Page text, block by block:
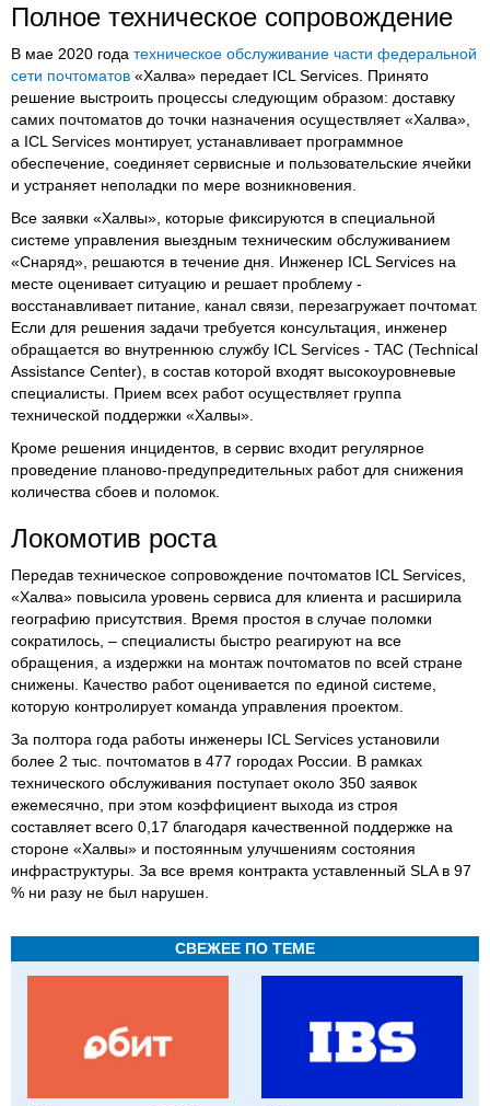
Полное техническое сопровождение
В мае 2020 года техническое обслуживание части федеральной
сети почтоматов «Халва» передает ICL Services. Принято
решение выстроить процессы следующим образом: доставку
самих почтоматов до точки назначения осуществляет «Халва»,
а ICL Services монтирует, устанавливает программное
обеспечение, соединяет сервисные и пользовательские ячейки
и устраняет неполадки по мере возникновения.
Все заявки «Халвы», которые фиксируются в специальной
системе управления выездным техническим обслуживанием
«Снаряд», решаются в течение дня. Инженер ICL Services на
месте оценивает ситуацию и решает проблему -
восстанавливает питание, канал связи, перезагружает почтомат.
Если для решения задачи требуется консультация, инженер
обращается во внутреннюю службу ICL Services - TAC (Technical
Assistance Center), в состав которой входят высокоуровневые
специалисты. Прием всех работ осуществляет группа
технической поддержки «Халвы».
Кроме решения инцидентов, в сервис входит регулярное
проведение планово-предупредительных работ для снижения
количества сбоев и поломок.
Локомотив роста
Передав техническое сопровождение почтоматов ICL Services,
«Халва» повысила уровень сервиса для клиента и расширила
географию присутствия. Время простоя в случае поломки
сократилось, – специалисты быстро реагируют на все
обращения, а издержки на монтаж почтоматов по всей стране
снижены. Качество работ оценивается по единой системе,
которую контролирует команда управления проектом.
За полтора года работы инженеры ICL Services установили
более 2 тыс. почтоматов в 477 городах России. В рамках
технического обслуживания поступает около 350 заявок
ежемесячно, при этом коэффициент выхода из строя
составляет всего 0,17 благодаря качественной поддержке на
стороне «Халвы» и постоянным улучшениям состояния
инфраструктуры. За все время контракта уставленный SLA в 97
% ни разу не был нарушен.
СВЕЖЕЕ ПО ТЕМЕ